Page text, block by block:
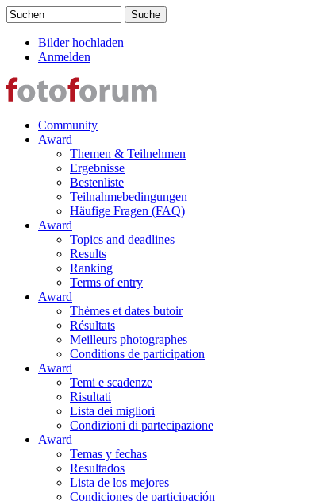
Direkt zum Inhalt
Suchen
Bilder hochladen
Anmelden
Community
Award
Themen & Teilnehmen
Ergebnisse
Bestenliste
Teilnahmebedingungen
Häufige Fragen (FAQ)
Award
Topics and deadlines
Results
Ranking
Terms of entry
Award
Thèmes et dates butoir
Résultats
Meilleurs photographes
Conditions de participation
Award
Temi e scadenze
Risultati
Lista dei migliori
Condizioni di partecipazione
Award
Temas y fechas
Resultados
Lista de los mejores
Condiciones de participación